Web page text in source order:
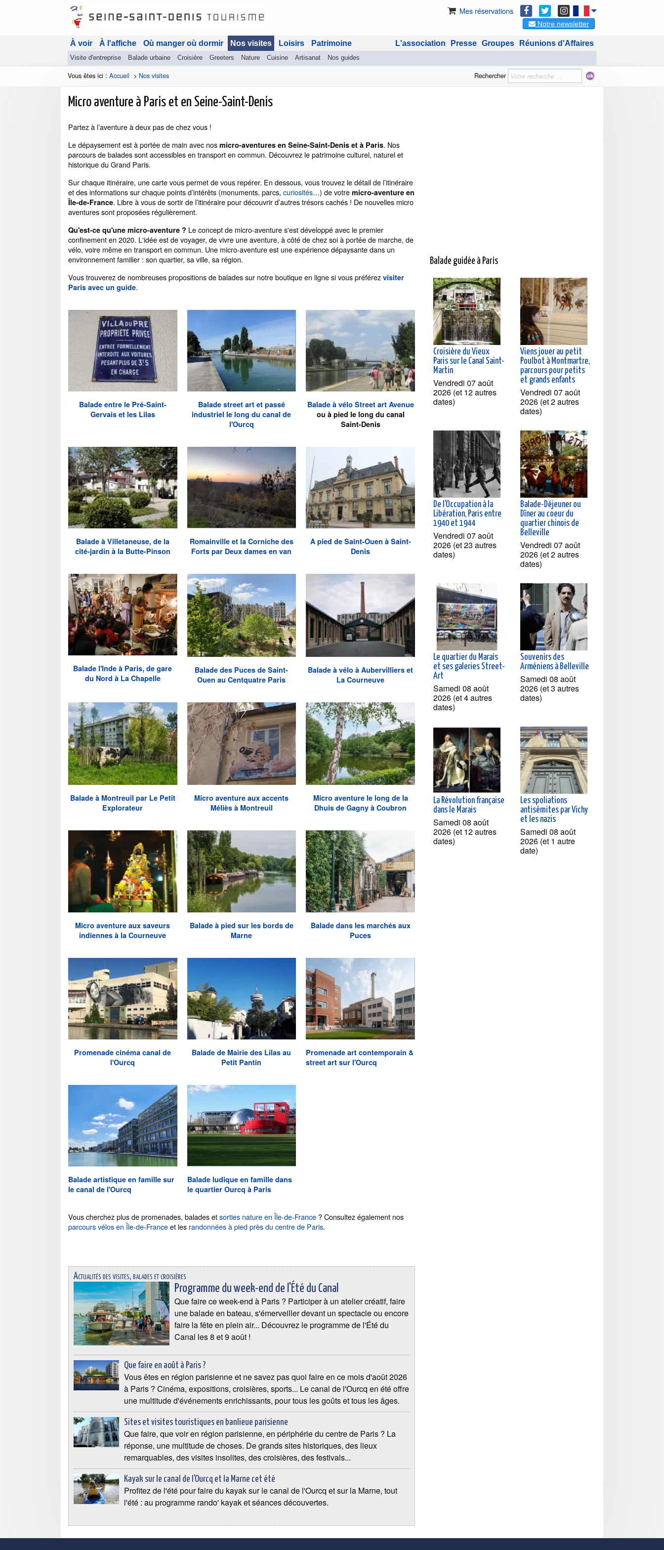
Mes réservations
Notre newsletter
À voir À l'affiche Où manger où dormir Nos visites
Visite d'entreprise Balade urbaine Croisière Greeters Nature Cuisine Artisanat Nos guides
Loisirs Patrimoine Réunions d'Affaires
Groupes
Presse
L'association
Vous êtes ici : Accueil > Nos visites Rechercher
Micro aventure à Paris et en Seine-Saint-Denis
Partez à l’aventure à deux pas de chez vous !
Le dépaysement est à portée de main avec nos micro-aventures en Seine-Saint-Denis et à Paris. Nos
parcours de balades sont accessibles en transport en commun. Découvrez le patrimoine culturel, naturel et
historique du Grand Paris.
Sur chaque itinéraire, une carte vous permet de vous repérer. En dessous, vous trouvez le détail de l’itinéraire
et des informations sur chaque points d’intérêts (monuments, parcs, curiosités…) de votre micro-aventure en
Île-de-France. Libre à vous de sortir de l’itinéraire pour découvrir d’autres trésors cachés ! De nouvelles micro
aventures sont proposées régulièrement.
Qu'est-ce qu'une micro-aventure ? Le concept de micro-aventure s'est développé avec le premier
confinement en 2020. L'idée est de voyager, de vivre une aventure, à côté de chez soi à portée de marche, de
vélo, voire même en transport en commun. Une micro-aventure est une expérience dépaysante dans un
environnement familier : son quartier, sa ville, sa région.
Vous trouverez de nombreuses propositions de balades sur notre boutique en ligne si vous préférez visiter
Paris avec un guide.
Balade entre le Pré-Saint-
Gervais et les Lilas
Balade street art et passé
industriel le long du canal de
l'Ourcq
Balade à vélo Street art Avenue
ou à pied le long du canal
Saint-Denis
Balade à Villetaneuse, de la
cité-jardin à la Butte-Pinson
Romainville et la Corniche des
Forts par Deux dames en van
A pied de Saint-Ouen à Saint-
Denis
Balade l'Inde à Paris, de gare
du Nord à La Chapelle
Balade des Puces de Saint-
Ouen au Centquatre Paris
Balade à vélo à Aubervilliers et
La Courneuve
Balade à Montreuil par Le Petit
Explorateur
Micro aventure aux accents
Méliès à Montreuil
Micro aventure le long de la
Dhuis de Gagny à Coubron
Micro aventure aux saveurs
indiennes à la Courneuve
Balade à pied sur les bords de
Marne
Balade dans les marchés aux
Puces
Promenade cinéma canal de
l'Ourcq
Balade artistique en famille sur
le canal de l'Ourcq
Balade de Mairie des Lilas au
Petit Pantin
Balade ludique en famille dans
le quartier Ourcq à Paris
Promenade art contemporain &
street art sur l'Ourcq
Vous cherchez plus de promenades, balades etsorties nature en Île-de-France ? Consultez également nos
parcours vélos en Île-de-Franceet les randonnées à pied près du centre de Paris.
Actualités des visites, balades et croisières
Programme du week-end de l'Été du Canal
Que faire ce week-end à Paris ? Participer à un atelier créatif, faire
une balade en bateau, s'émerveiller devant un spectacle ou encore
faire la fête en plein air... Découvrez le programme de l'Été du
Canal les 8 et 9 août !
Que faire en août à Paris ?
Vous êtes en région parisienne et ne savez pas quoi faire en ce mois d'août 2026
à Paris ? Cinéma, expositions, croisières, sports... Le canal de l'Ourcq en été offre
une multitude d'événements enrichissants, pour tous les goûts et tous les âges.
Sites et visites touristiques en banlieue parisienne
Que faire, que voir en région parisienne, en périphérie du centre de Paris ? La
réponse, une multitude de choses. De grands sites historiques, des lieux
remarquables, des visites insolites, des croisières, des festivals...
Kayak sur le canal de l'Ourcq et la Marne cet été
Profitez de l'été pour faire du kayak sur le canal de l'Ourcq et sur la Marne, tout
l'été : au programme rando' kayak et séances découvertes.
Balade guidée à Paris
Croisière du Vieux
Paris sur le Canal Saint-
Martin
Vendredi 07 août
2026 (et 12 autres
dates)
Viens jouer au petit
Poulbot à Montmartre,
parcours pour petits
et grands enfants
Vendredi 07 août
2026 (et 2 autres
dates)
De l'Occupation à la
Libération, Paris entre
1940 et 1944
Vendredi 07 août
2026 (et 23 autres
dates)
Balade-Déjeuner ou
Dîner au coeur du
quartier chinois de
Belleville
Vendredi 07 août
2026 (et 2 autres
dates)
Le quartier du Marais
et ses galeries Street-
Art
Samedi 08 août
2026 (et 4 autres
dates)
Souvenirs des
Arméniens à Belleville
Samedi 08 août
2026 (et 3 autres
dates)
La Révolution française
dans le Marais
Samedi 08 août
2026 (et 12 autres
dates)
Les spoliations
antisémites par Vichy
et les nazis
Samedi 08 août
2026 (et 1 autre
date)